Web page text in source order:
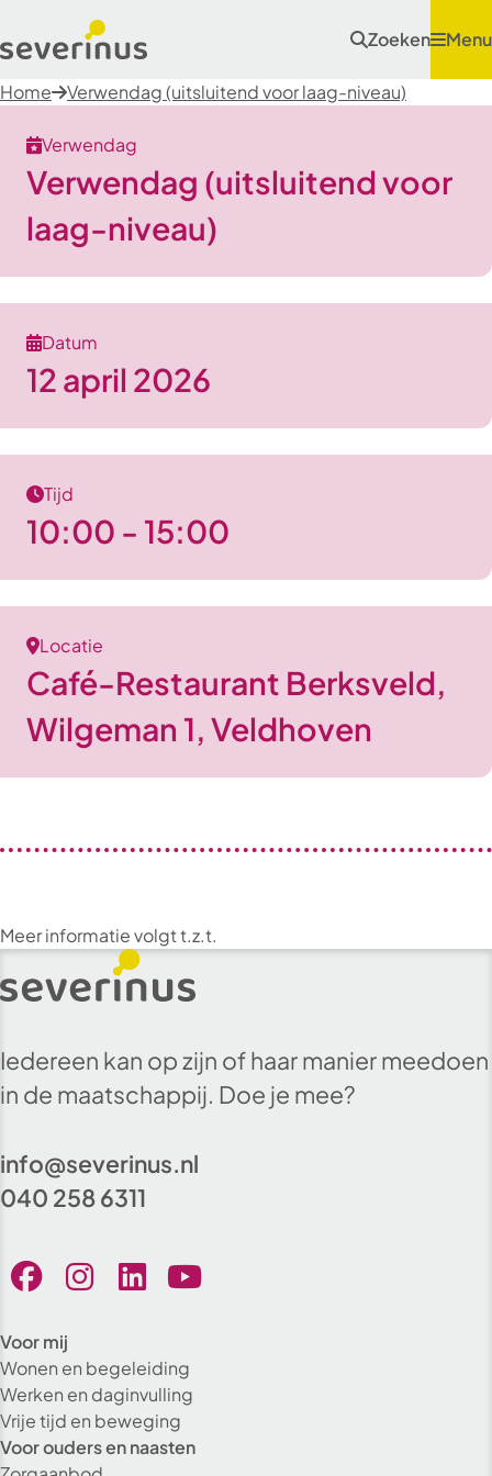
Zoeken Menu
Home Verwendag (uitsluitend voor laag-niveau)
Verwendag
Verwendag (uitsluitend voor
laag-niveau)
Datum
12 april 2026
Tijd
10:00 - 15:00
Locatie
Café-Restaurant Berksveld,
Wilgeman 1, Veldhoven
Meer informatie volgt t.z.t.
Iedereen kan op zijn of haar manier meedoen
in de maatschappij. Doe je mee?
info@severinus.nl
040 258 6311
Voor mij
Wonen en begeleiding
Werken en daginvulling
Vrije tijd en beweging
Voor ouders en naasten